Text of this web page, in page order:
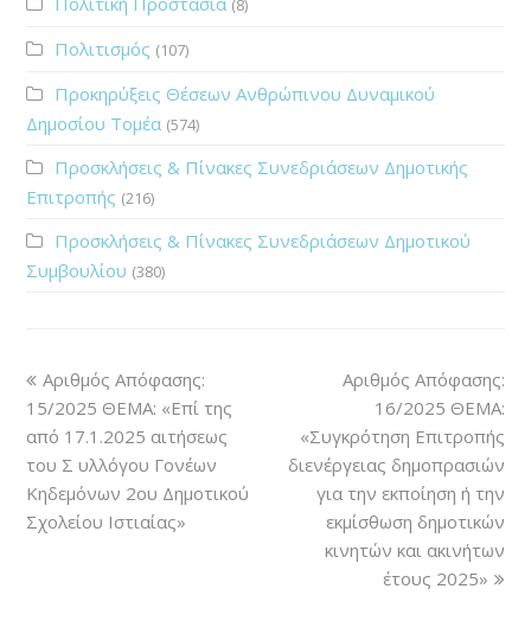
(8)
Πολιτισμός (107)
Προκηρύξεις Θέσεων Ανθρώπινου Δυναμικού
Δημοσίου Τομέα (574)
Προσκλήσεις & Πίνακες Συνεδριάσεων Δημοτικής
Επιτροπής (216)
Προσκλήσεις & Πίνακες Συνεδριάσεων Δημοτικού
Συμβουλίου (380)
Αριθμός Απόφασης:
15/2025 ΘΕΜΑ: «Επί της
από 17.1.2025 αιτήσεως
του Σ υλλόγου Γονέων
Κηδεμόνων 2ου Δημοτικού
Σχολείου Ιστιαίας»
Αριθμός Απόφασης:
16/2025 ΘΕΜΑ:
«Συγκρότηση Επιτροπής
διενέργειας δημοπρασιών
για την εκποίηση ή την
εκμίσθωση δημοτικών
κινητών και ακινήτων
έτους 2025»